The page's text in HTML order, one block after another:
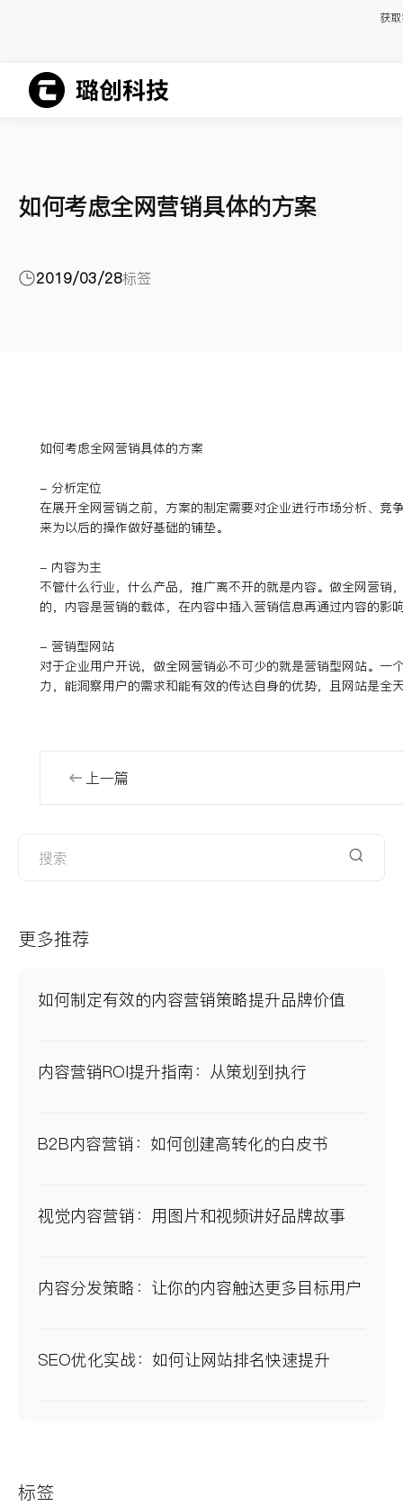
获
如何考虑全网营销具体的方案
2019/03/28标签
如何考虑全网营销具体的方案
- 分析定位
在展开全网营销之前，方案的制定需要对企业进行市场分析、
来为以后的操作做好基础的铺垫。
- 内容为主
不管什么行业，什么产品，推广离不开的就是内容。做全网营
的，内容是营销的载体，在内容中插入营销信息再通过内容的影
- 营销型网站
对于企业用户开说，做全网营销必不可少的就是营销型网站。
力，能洞察用户的需求和能有效的传达自身的优势，且网站是全
上一篇
更多推荐
如何制定有效的内容营销策略提升品牌价值
内容营销ROI提升指南：从策划到执行
B2B内容营销：如何创建高转化的白皮书
视觉内容营销：用图片和视频讲好品牌故事
内容分发策略：让你的内容触达更多目标用户
SEO优化实战：如何让网站排名快速提升
标签